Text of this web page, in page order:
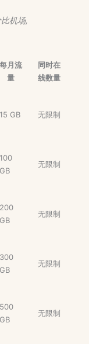
机场,
每月流
量
同时在
线数量
15 GB 无限制
100
GB
无限制
200
GB
无限制
300
GB
无限制
500
GB
无限制